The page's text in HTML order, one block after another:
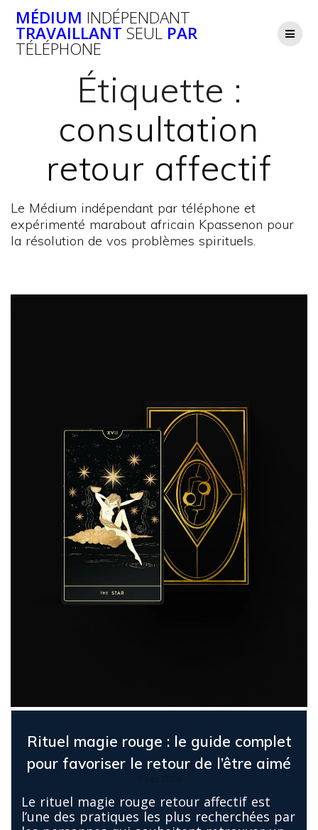
au
contenu
MÉDIUM INDÉPENDANT
TRAVAILLANT SEUL PAR
TÉLÉPHONE
Étiquette :
consultation
retour affectif
Le Médium indépendant par téléphone et
expérimenté marabout africain Kpassenon pour
la résolution de vos problèmes spirituels.
Rituel magie rouge : le guide complet
pour favoriser le retour de l’être aimé
Le rituel magie rouge retour affectif est
l’une des pratiques les plus recherchées par